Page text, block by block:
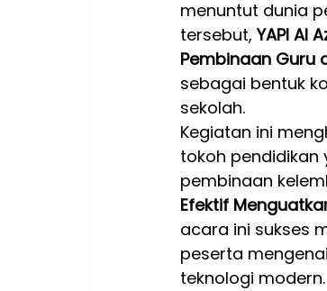
menuntut dunia
tersebut, YAPI Al
Pembinaan Guru
sebagai bentuk
sekolah.
Kegiatan ini
tokoh
pembinaan
Efektif
acara ini sukses
peserta
teknologi modern.